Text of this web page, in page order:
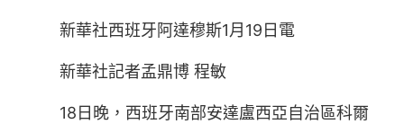
新華社西班牙阿達穆斯1月19日電
新華社記者孟鼎博 程敏
18日晚，西班牙南部安達盧西亞自治區科爾